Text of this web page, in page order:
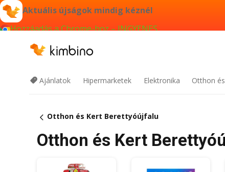
Aktuális újságok mindig kéznél
Hozzáadás a Chrome-hoz – INGYENES
Ajánlatok Hipermarketek Elektronika Otthon
Otthon és Kert Berettyóújfalu
Otthon és Kert